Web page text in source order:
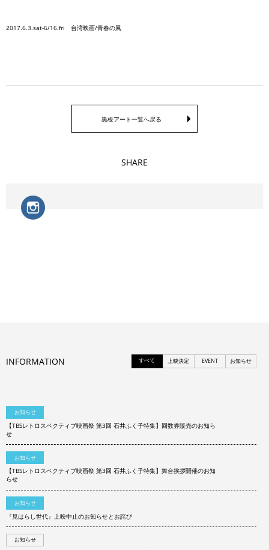
2017.6.3.sat-6/16.fri 台湾映画/青春の風
黒板アート一覧へ戻る
SHARE
INFORMATION すべて 上映決定 EVENT お知らせ
お知らせ
【TBSレトロスペクティブ映画祭 第3回 石井ふく子特集】回数券販売のお知ら
せ
お知らせ
【TBSレトロスペクティブ映画祭 第3回 石井ふく子特集】舞台挨拶開催のお知
らせ
お知らせ
『見はらし世代』上映中止のお知らせとお詫び
お知らせ